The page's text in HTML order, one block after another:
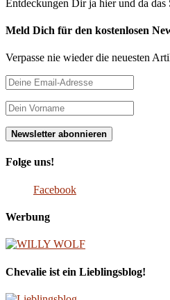
Entdeckungen Dir ja hier und da das
Meld Dich für den kostenlosen
Verpasse nie wieder die neuesten
Folge uns!
Facebook
Werbung
Chevalie ist ein Lieblingsblog!